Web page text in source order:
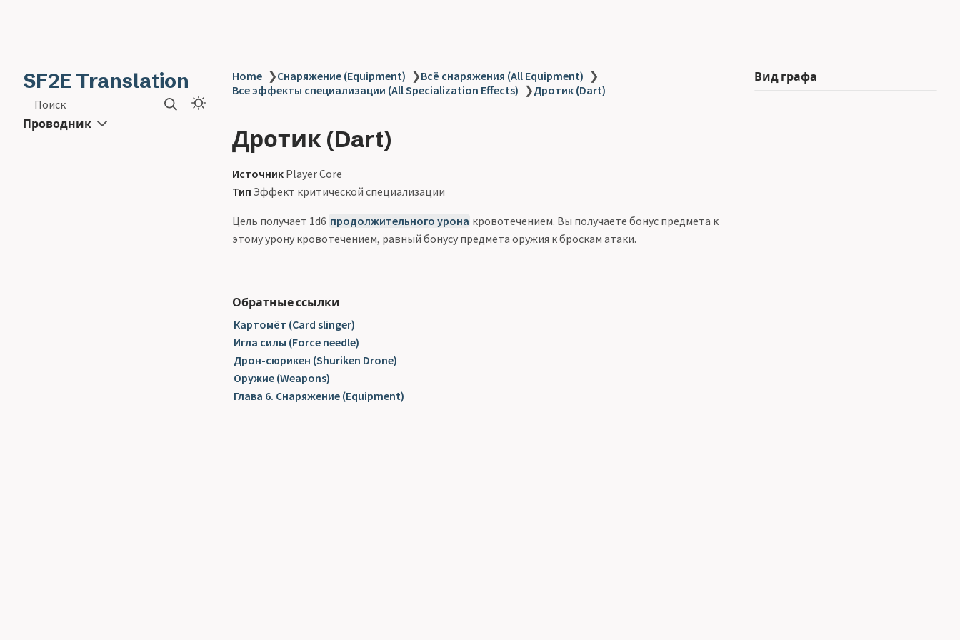
SF2E Translation
Поиск
Проводник
Home ❯Снаряжение (Equipment) ❯Всё снаряжения (All Equipment) ❯
Все эффекты специализации (All Specialization Effects) ❯Дротик (Dart)
Дротик (Dart)
Источник Player Core
Тип Эффект критической специализации
Цель получает 1d6 продолжительного урона кровотечением. Вы получаете бонус предмета к
этому урону кровотечением, равный бонусу предмета оружия к броскам атаки.
Обратные ссылки
Картомёт (Card slinger)
Игла силы (Force needle)
Дрон-сюрикен (Shuriken Drone)
Оружие (Weapons)
Глава 6. Снаряжение (Equipment)
Вид графа